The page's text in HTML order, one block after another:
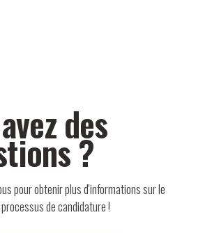
des
?
pour obtenir plus d'informations sur le
processus de candidature !